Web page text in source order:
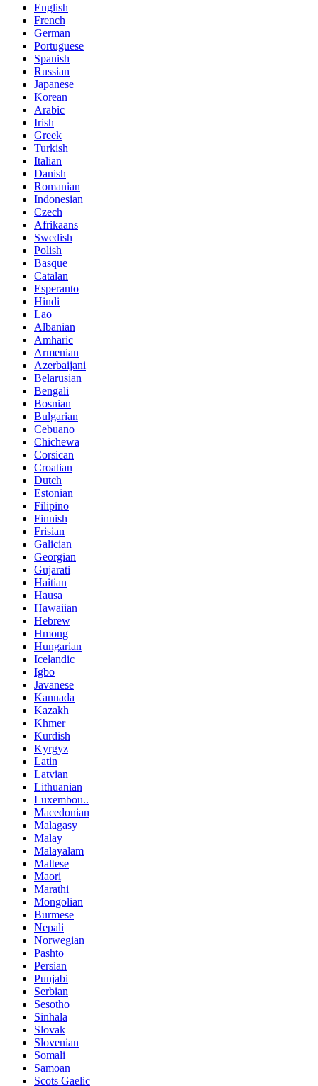
English
French
German
Portuguese
Spanish
Russian
Japanese
Korean
Arabic
Irish
Greek
Turkish
Italian
Danish
Romanian
Indonesian
Czech
Afrikaans
Swedish
Polish
Basque
Catalan
Esperanto
Hindi
Lao
Albanian
Amharic
Armenian
Azerbaijani
Belarusian
Bengali
Bosnian
Bulgarian
Cebuano
Chichewa
Corsican
Croatian
Dutch
Estonian
Filipino
Finnish
Frisian
Galician
Georgian
Gujarati
Haitian
Hausa
Hawaiian
Hebrew
Hmong
Hungarian
Icelandic
Igbo
Javanese
Kannada
Kazakh
Khmer
Kurdish
Kyrgyz
Latin
Latvian
Lithuanian
Luxembou..
Macedonian
Malagasy
Malay
Malayalam
Maltese
Maori
Marathi
Mongolian
Burmese
Nepali
Norwegian
Pashto
Persian
Punjabi
Serbian
Sesotho
Sinhala
Slovak
Slovenian
Somali
Samoan
Scots Gaelic